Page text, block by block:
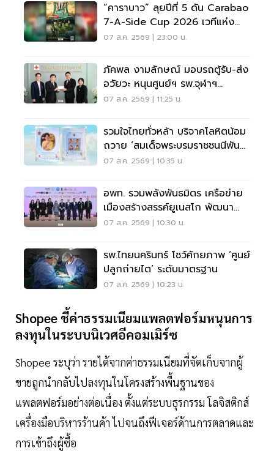
“คาราบาว” ลุยปีที่ 5 ดัน Carabao
7-A-Side Cup 2026 เวทีแห่ง
โอกาสของคนรักฟุตบอล
07 ส.ค. 2569 | 23:00 น.
ภัคพล งามลักษณ์ มอบรถตู้รับ-ส่ง
อวัยวะ หนุนศูนย์ฯ รพ.จุฬาฯ
สภากาชาดไทย
07 ส.ค. 2569 | 11:25 น.
รวมใจไทยทั่วหล้า บริจาคโลหิตน้อม
ถวาย ‘สมเด็จพระบรมราชชนนีพันปี
หลวง’
07 ส.ค. 2569 | 10:35 น.
อพท. รวมพลังพันธมิตร เครือข่าย
เมืองสร้างสรรค์ยูเนสโก พัฒนา
เมืองอย่างยั่งยืน
07 ส.ค. 2569 | 10:30 น.
รพ.ไทยนครินทร์ โชว์ศักยภาพ ‘ศูนย์
ปลูกถ่ายไต’ ระดับมาตรฐาน
07 ส.ค. 2569 | 10:23 น.
Shopee ชี้ค่าธรรมเนียมแพลตฟอร์มหนุนการ
ลงทุนในระบบนิเวศอีคอมเมิร์ซ
Shopee ระบุว่า รายได้จากค่าธรรมเนียมที่จัดเก็บจากผู้
ขายถูกนำกลับไปลงทุนในโครงสร้างพื้นฐานของ
แพลตฟอร์มอย่างต่อเนื่อง ตั้งแต่ระบบธุรกรรม โลจิสติกส์
เครื่องมือบริหารร้านค้า ไปจนถึงฟีเจอร์ด้านการตลาดและ
การเข้าถึงผู้ซื้อ